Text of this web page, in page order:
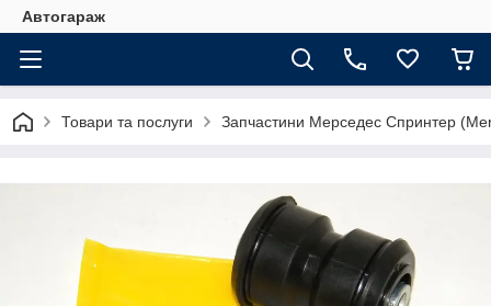
Автогараж
Товари та послуги Запчастини Мерседес Спринтер